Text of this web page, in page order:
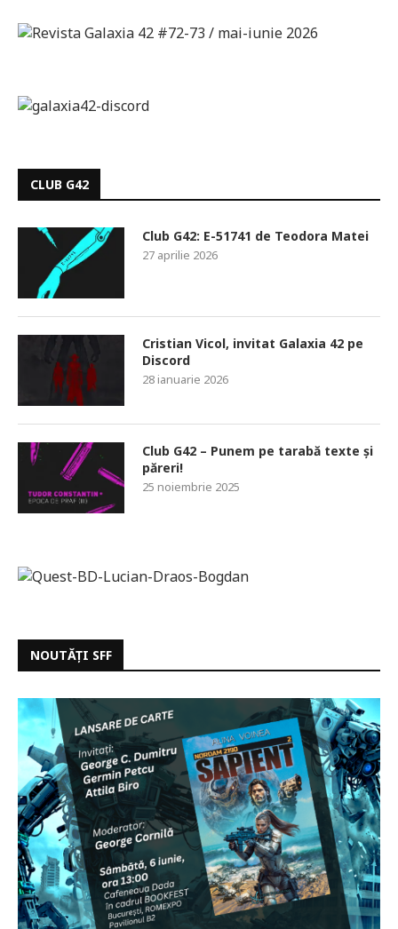
CLUB G42
Club G42: E-51741 de Teodora Matei
27 aprilie 2026
Cristian Vicol, invitat Galaxia 42 pe
Discord
28 ianuarie 2026
Club G42 – Punem pe tarabă texte și
păreri!
25 noiembrie 2025
NOUTĂȚI SFF